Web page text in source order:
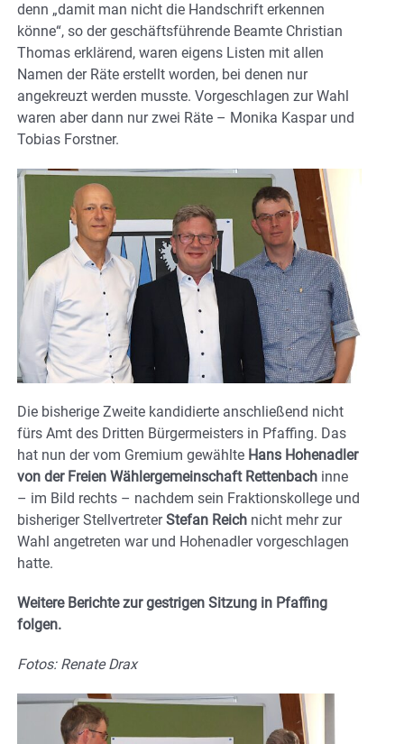
denn „damit man nicht die Handschrift erkennen
könne“, so der geschäftsführende Beamte Christian
Thomas erklärend, waren eigens Listen mit allen
Namen der Räte erstellt worden, bei denen nur
angekreuzt werden musste. Vorgeschlagen zur Wahl
waren aber dann nur zwei Räte – Monika Kaspar und
Tobias Forstner.
Die bisherige Zweite kandidierte anschließend nicht
fürs Amt des Dritten Bürgermeisters in Pfaffing. Das
hat nun der vom Gremium gewählte Hans Hohenadler
von der Freien Wählergemeinschaft Rettenbach inne
– im Bild rechts – nachdem sein Fraktionskollege und
bisheriger StellvertreterStefan Reich nicht mehr zur
Wahl angetreten war und Hohenadler vorgeschlagen
hatte.
Weitere Berichte zur gestrigen Sitzung in Pfaffing
folgen.
Fotos: Renate Drax